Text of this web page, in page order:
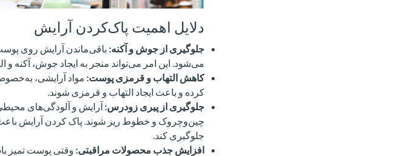
دلایل اهمیت پاک‌کردن آرایش
جلوگیری از جوش و آکنه: باقی‌ماندن آرایش روی
می‌شود. این امر می‌تواند منجر به ایجاد جوش، آکنه و
کاهش التهاب و قرمزی پوست: مواد آرایشی،
کرده و باعث ایجاد التهاب و قرمزی شوند.
جلوگیری از پیری زودرس: آرایش و آلودگی‌های
چین‌وچروک و خطوط ریز شوند. پاک کردن آرایش
جلوگیری کند.
افزایش جذب محصولات مراقبتی: وقتی پوست تمیز